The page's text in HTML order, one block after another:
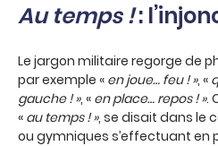
Au temps !:
Le jargon militaire regorge de
par exemple « en joue… feu ! », «
gauche ! », « en place… repos ! ».
« au temps ! », se disait dans le
ou gymniques s’effectuant en